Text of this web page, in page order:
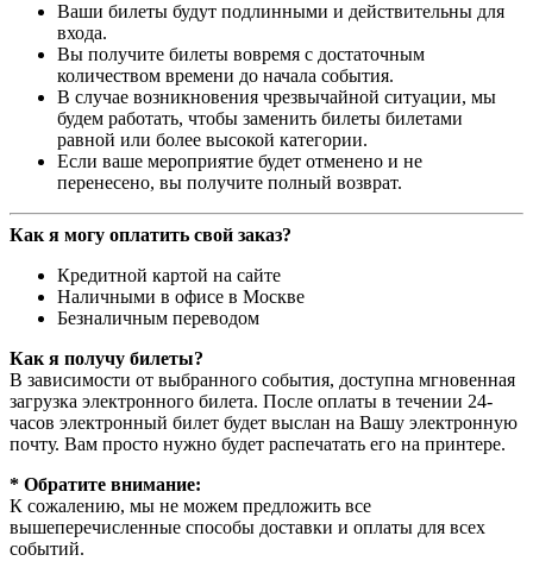
Ваши билеты будут подлинными и действительны для
входа.
Вы получите билеты вовремя с достаточным
количеством времени до начала события.
В случае возникновения чрезвычайной ситуации, мы
будем работать, чтобы заменить билеты билетами
равной или более высокой категории.
Если ваше мероприятие будет отменено и не
перенесено, вы получите полный возврат.
Как я могу оплатить свой заказ?
Кредитной картой на сайте
Наличными в офисе в Москве
Безналичным переводом
Как я получу билеты?
В зависимости от выбранного события, доступна мгновенная
загрузка электронного билета. После оплаты в течении 24-
часов электронный билет будет выслан на Вашу электронную
почту. Вам просто нужно будет распечатать его на принтере.
* Обратите внимание:
К сожалению, мы не можем предложить все
вышеперечисленные способы доставки и оплаты для всех
событий.